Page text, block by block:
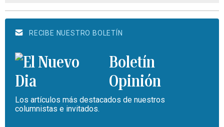
RECIBE NUESTRO BOLETÍN
Boletín
Opinión
Los artículos más destacados de nuestros
columnistas e invitados.